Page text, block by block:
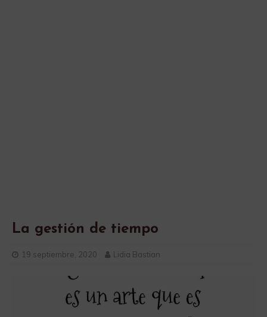
La gestión de tiempo
19 septiembre, 2020 Lidia Bastian